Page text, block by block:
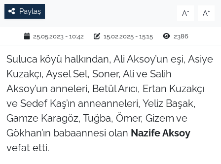
Paylaş A- A+
25.05.2023 - 10:42 15.02.2025 - 15:15 2386
Suluca köyü halkından, Ali Aksoy’un eşi, Asiye
Kuzakçı, Aysel Sel, Soner, Ali ve Salih
Aksoy’un anneleri, Betül Arıcı, Ertan Kuzakçı
ve Sedef Kaş’ın anneanneleri, Yeliz Başak,
Gamze Karagöz, Tuğba, Ömer, Gizem ve
Gökhan’ın babaannesi olan Nazife Aksoy
vefat etti.
RESMİ İLAN
SPOR
YAŞAM
EDİRNE
TEKİRDAĞ
KIRKLARELİ